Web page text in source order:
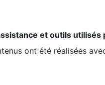
et outils utilisés
ont été réalisées